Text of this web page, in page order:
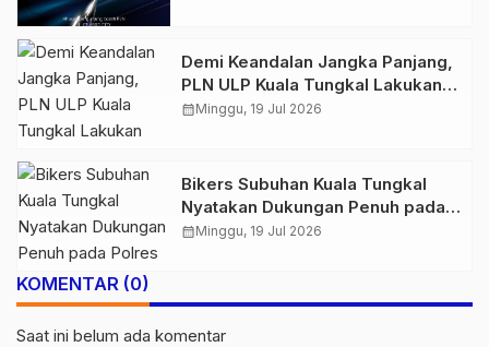
Demi Keandalan Jangka Panjang,
PLN ULP Kuala Tungkal Lakukan
Pemeliharaan Jaringan Berkala
calendar_monthMinggu, 19 Jul 2026
Bikers Subuhan Kuala Tungkal
Nyatakan Dukungan Penuh pada
Polres Tanjab Barat Berantas
calendar_monthMinggu, 19 Jul 2026
KOMENTAR (0)
Saat ini belum ada komentar